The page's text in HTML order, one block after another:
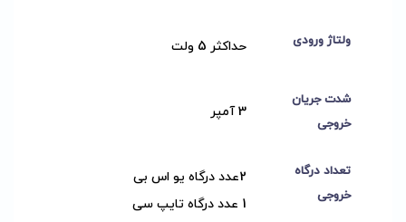
ولتاژ ورودی حداکثر 5 ولت
شدت جریان
خروجی
3 آمپر
تعداد درگاه
خروجی
2عدد درگاه یو اس بی
1 عدد درگاه تایپ سی